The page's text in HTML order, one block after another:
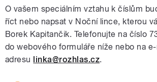
O vašem speciálním vztahu k číslům
říct nebo napsat v Noční lince, kterou
Borek Kapitančik. Telefonujte na číslo
do webového formuláře níže nebo na
adresu linka@rozhlas.cz.